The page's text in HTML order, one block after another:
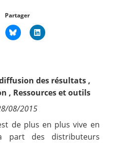
Partager
des résultats,
, Ressources et outils
08/2015
de plus en plus vive en
part des distributeurs